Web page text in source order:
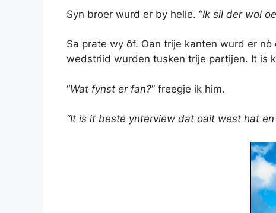
Syn broer wurd er by helle. “Ik sil der wol
Sa prate wy ôf. Oan trije kanten wurd er
wedstriid wurden tusken trije partijen. It is
“Wat fynst er fan?” freegje ik him.
“It is it beste ynterview dat oait west hat en